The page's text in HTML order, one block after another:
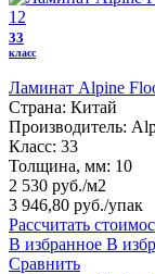
33
класс
Ламинат Alpine
Страна: Китай
Производитель:
Класс: 33
Толщина, мм: 10
2 530 руб./м2
3 946,80 руб./упак
Рассчитать
В избранное В
Сравнить